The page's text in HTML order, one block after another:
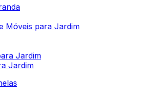
Móveis para Jardim
Jardim
Jardim